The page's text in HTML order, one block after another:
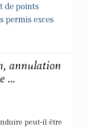
de points
permis exces
annulation
...
peut-il être